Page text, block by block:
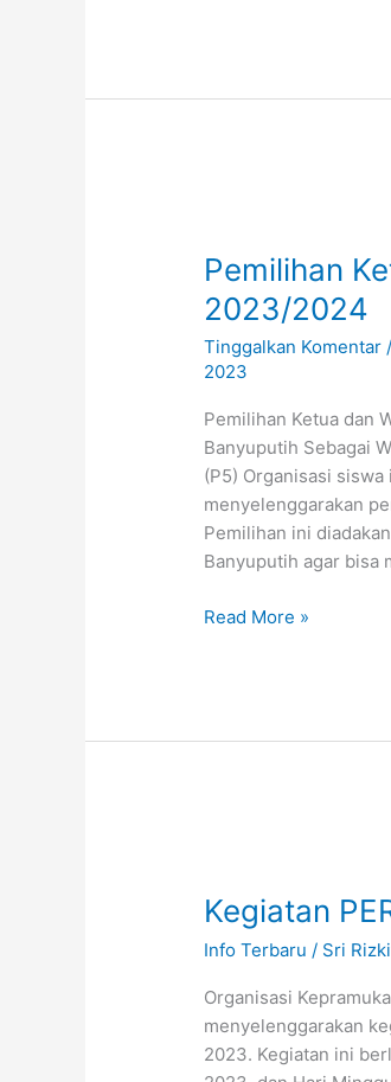
Pemilihan
2023/2024
Tinggalkan Komentar /
2023
Pemilihan Ketua dan
Banyuputih Sebagai
(P5) Organisasi
menyelenggarakan
Pemilihan ini
Banyuputih agar bisa
dan
Wakil
Ketua
OSIS
Periode
Read More »
Kegiatan
Info Terbaru / Sri
Organisasi
menyelenggarakan
2023. Kegiatan ini
dan
Penerimaan
Galang
Baru